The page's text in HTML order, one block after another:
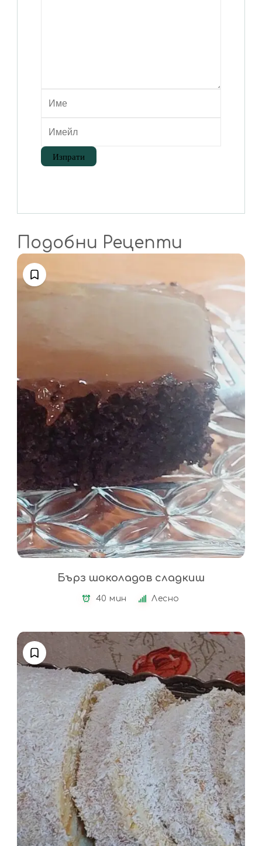
Подобни Рецепти
Бърз шоколадов сладкиш
40 мин Лесно